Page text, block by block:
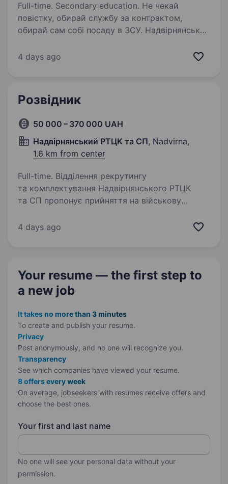
Full-time. Secondary education. Не чекай
повістку, обирай службу за контрактом,
обирай сам собі посаду в ЗСУ. Надвірнянський
військову службу за контрактом віком від 18
4 days ago
Розвідник
50 000 – 370 000 UAH
Надвірнянський РТЦК та СП, Nadvirna,
1.6 km from center
Full-time. Відділення рекрутингу
та комплектування Надвірнянського РТЦК
та СП пропонує прийняття на військову
частини ЗСУ, на посади розвідників.
4 days ago
Your resume — the first step to
a new job
It takes no more than 3 minutes
To create and publish your resume.
Privacy
Post anonymously, and no one will recognize you.
Transparency
See which companies have viewed your resume.
8 offers every week
On average, jobseekers with resumes receive offers and
choose the best ones.
Your first and last name
No one will see your personal data without your
permission.